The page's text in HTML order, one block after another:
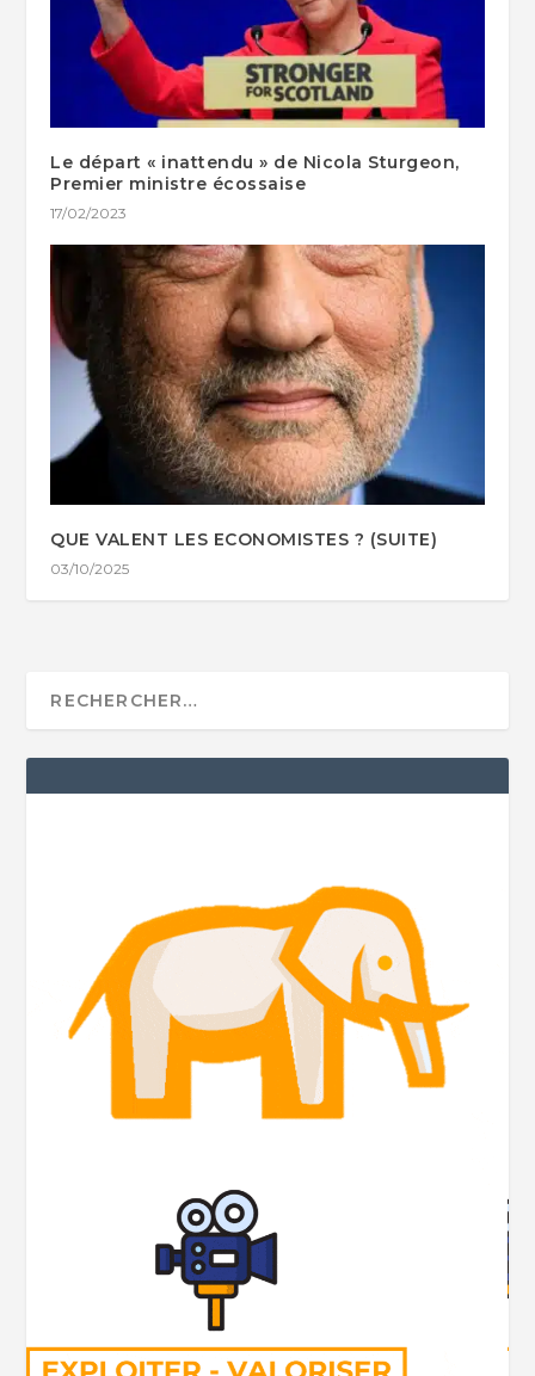
Le départ « inattendu » de Nicola Sturgeon,
Premier ministre écossaise
17/02/2023
QUE VALENT LES ECONOMISTES ? (SUITE)
03/10/2025